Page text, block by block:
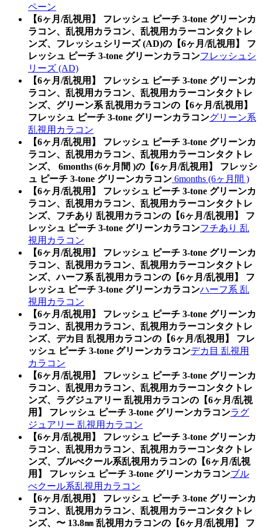
ペーン
【6ヶ月/乱視用】 フレッシュ ピーチ 3-tone グリーンカ
ラコン、乱視用カラコン、乱視用カラーコンタクトレ
ンズ、フレッシュシリーズ (AD)の【6ヶ月/乱視用】 フ
レッシュ ピーチ 3-tone グリーンカラコンフレッシュシ
リーズ (AD)
【6ヶ月/乱視用】 フレッシュ ピーチ 3-tone グリーンカ
ラコン、乱視用カラコン、乱視用カラーコンタクトレ
ンズ、グリーン系 乱視用カラコンの【6ヶ月/乱視用】
フレッシュ ピーチ 3-tone グリーンカラコングリーン系
乱視用カラコン
【6ヶ月/乱視用】 フレッシュ ピーチ 3-tone グリーンカ
ラコン、乱視用カラコン、乱視用カラーコンタクトレ
ンズ、 6months (6ヶ月間 )の【6ヶ月/乱視用】 フレッシ
ュ ピーチ 3-tone グリーンカラコン 6months (6ヶ月間 )
【6ヶ月/乱視用】 フレッシュ ピーチ 3-tone グリーンカ
ラコン、乱視用カラコン、乱視用カラーコンタクトレ
ンズ、フチあり 乱視用カラコンの【6ヶ月/乱視用】 フ
レッシュ ピーチ 3-tone グリーンカラコンフチあり 乱
視用カラコン
【6ヶ月/乱視用】 フレッシュ ピーチ 3-tone グリーンカ
ラコン、乱視用カラコン、乱視用カラーコンタクトレ
ンズ、ハーフ系 乱視用カラコンの【6ヶ月/乱視用】 フ
レッシュ ピーチ 3-tone グリーンカラコンハーフ系 乱
視用カラコン
【6ヶ月/乱視用】 フレッシュ ピーチ 3-tone グリーンカ
ラコン、乱視用カラコン、乱視用カラーコンタクトレ
ンズ、デカ目 乱視用カラコンの【6ヶ月/乱視用】 フレ
ッシュ ピーチ 3-tone グリーンカラコンデカ目 乱視用
カラコン
【6ヶ月/乱視用】 フレッシュ ピーチ 3-tone グリーンカ
ラコン、乱視用カラコン、乱視用カラーコンタクトレ
ンズ、ラグジュアリー 乱視用カラコンの【6ヶ月/乱視
用】 フレッシュ ピーチ 3-tone グリーンカラコンラグ
ジュアリー 乱視用カラコン
【6ヶ月/乱視用】 フレッシュ ピーチ 3-tone グリーンカ
ラコン、乱視用カラコン、乱視用カラーコンタクトレ
ンズ、ブルべクール系乱視用カラコンの【6ヶ月/乱視
用】 フレッシュ ピーチ 3-tone グリーンカラコンブル
べクール系乱視用カラコン
【6ヶ月/乱視用】 フレッシュ ピーチ 3-tone グリーンカ
ラコン、乱視用カラコン、乱視用カラーコンタクトレ
ンズ、〜 13.8㎜ 乱視用カラコンの【6ヶ月/乱視用】 フ